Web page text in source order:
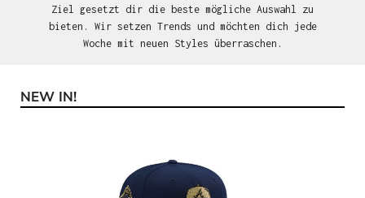
Ziel gesetzt dir die beste mögliche Auswahl zu
bieten. Wir setzen Trends und möchten dich jede
Woche mit neuen Styles überraschen.
Produktgalerie überspringen
NEW IN!